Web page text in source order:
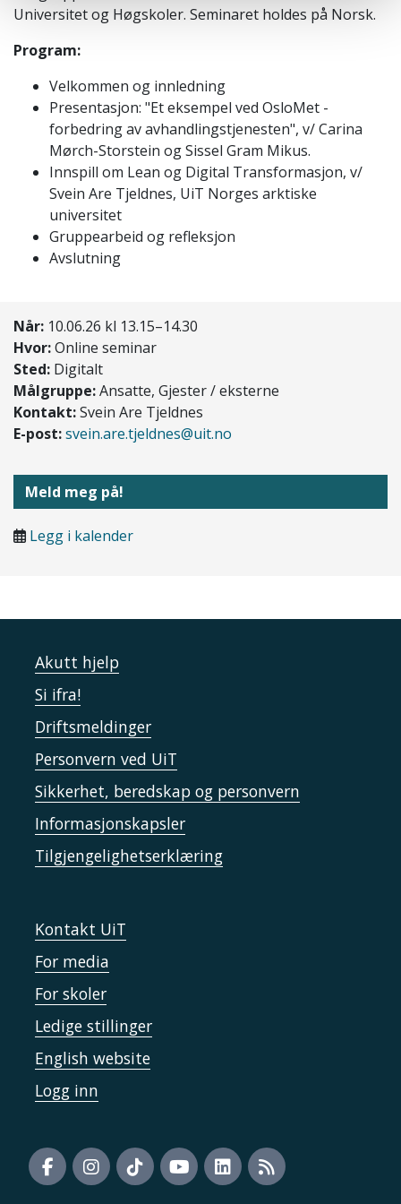
Universitet og Høgskoler. Seminaret holdes på Norsk.
Program:
Velkommen og innledning
Presentasjon: "Et eksempel ved OsloMet -
forbedring av avhandlingstjenesten", v/ Carina
Mørch-Storstein og Sissel Gram Mikus.
Innspill om Lean og Digital Transformasjon, v/
Svein Are Tjeldnes, UiT Norges arktiske
universitet
Gruppearbeid og refleksjon
Avslutning
Når: 10.06.26 kl 13.15–14.30
Hvor:Online seminar
Sted: Digitalt
Målgruppe:Ansatte, Gjester / eksterne
Kontakt:Svein Are Tjeldnes
E-post:svein.are.tjeldnes@uit.no
Meld meg på!
Legg i kalender
Akutt hjelp
Si ifra!
Driftsmeldinger
Personvern ved UiT
Sikkerhet, beredskap og personvern
Informasjonskapsler
Tilgjengelighetserklæring
Kontakt UiT
For media
For skoler
Ledige stillinger
English website
Logg inn